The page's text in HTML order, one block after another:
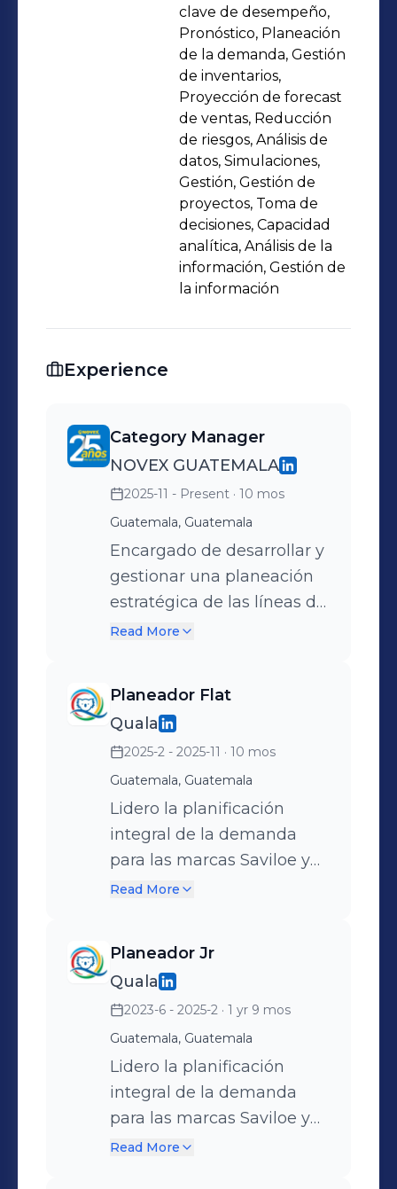
clave de desempeño,
Pronóstico, Planeación
de la demanda, Gestión
de inventarios,
Proyección de forecast
de ventas, Reducción
de riesgos, Análisis de
datos, Simulaciones,
Gestión, Gestión de
proyectos, Toma de
decisiones, Capacidad
analítica, Análisis de la
información, Gestión de
la información
Experience
Category Manager
NOVEX GUATEMALA
2025-11 - Present · 10 mos
Guatemala, Guatemala
Encargado de desarrollar y
gestionar una planeación
estratégica de las líneas de
la categoría de
de productos nuevos.
Análisis de precios.
Supervisar y garantizar la
rentabilidad de la
categoría.
Read More
Planeador Flat
Quala
2025-2 - 2025-11 · 10 mos
Guatemala, Guatemala
Lidero la planificación
integral de la demanda
para las marcas Saviloe y
JugosYa en Centroamérica,
comerciales y alcanzando
consistentemente un
cumplimiento superior al
97% en cuotas de venta, en
un portafolio de 12 SKU.
Implementé modelos
avanzados de simulación
de escenarios de demanda
Read More
Planeador Jr
Quala
2023-6 - 2025-2 · 1 yr 9 mos
Guatemala, Guatemala
Lidero la planificación
integral de la demanda
para las marcas Saviloe y
JugosYa en Centroamérica,
Read More